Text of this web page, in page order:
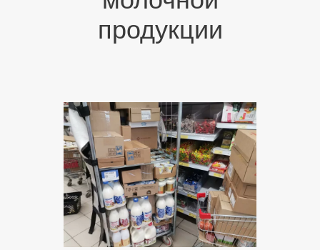
продукции
КОНТАКТЫ